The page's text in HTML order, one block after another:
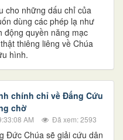
cho những dấu chỉ của
dùng các phép lạ như
động quyền năng mạc
thiêng liêng về Chúa
hình.
chính chỉ về Đấng Cứu
chờ
AM Đã xem: 2593
Ðức Chúa sẽ giải cứu dân